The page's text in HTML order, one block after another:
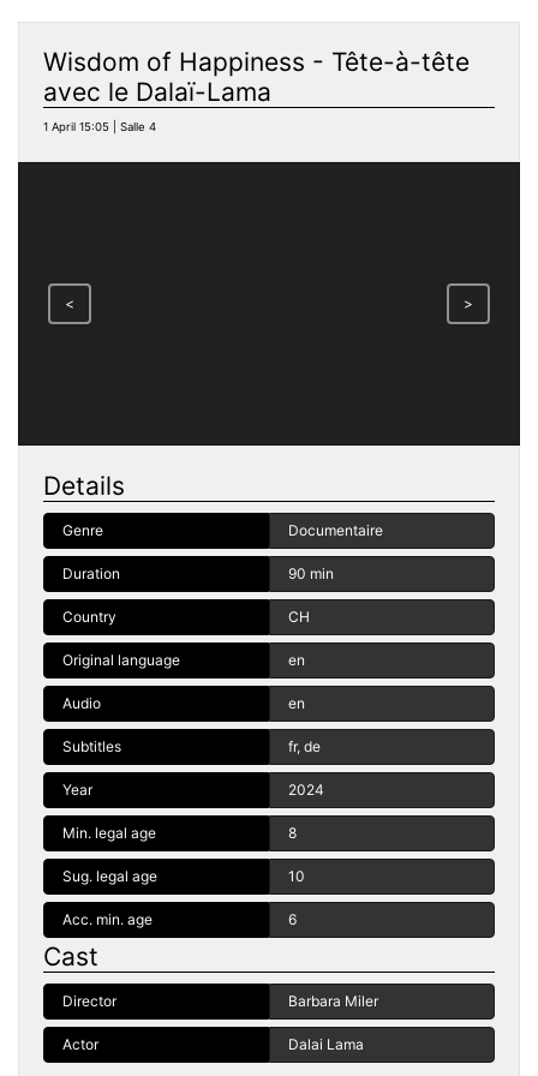
Wisdom of Happiness - Tête-à-tête
avec le Dalaï-Lama
1 April 15:05 | Salle 4
< >
Details
Genre Documentaire
Duration 90 min
Country CH
Original language en
Audio en
Subtitles fr, de
Year 2024
Min. legal age 8
Sug. legal age 10
Acc. min. age 6
Cast
Director Barbara Miler
Actor Dalai Lama